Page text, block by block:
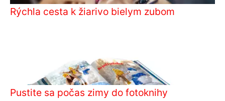
Rýchla cesta k žiarivo bielym zubom
Pustite sa počas zimy do fotoknihy